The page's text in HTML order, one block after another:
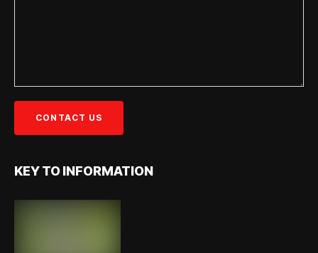
KEY TO INFORMATION